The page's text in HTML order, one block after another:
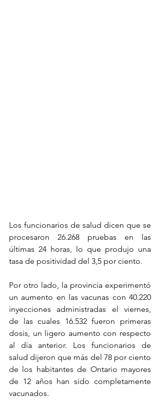
Los funcionarios de salud dicen que se
procesaron 26.268 pruebas en las
últimas 24 horas, lo que produjo una
tasa de positividad del 3,5 por ciento.
Por otro lado, la provincia experimentó
un aumento en las vacunas con 40.220
inyecciones administradas el viernes,
de las cuales 16.532 fueron primeras
dosis, un ligero aumento con respecto
al día anterior. Los funcionarios de
salud dijeron que más del 78 por ciento
de los habitantes de Ontario mayores
de 12 años han sido completamente
vacunados.